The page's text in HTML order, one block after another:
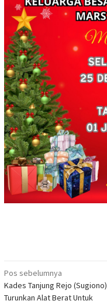
Navigasi
pos
Pos sebelumnya
Kades Tanjung Rejo (Sugiono)
Turunkan Alat Berat Untuk